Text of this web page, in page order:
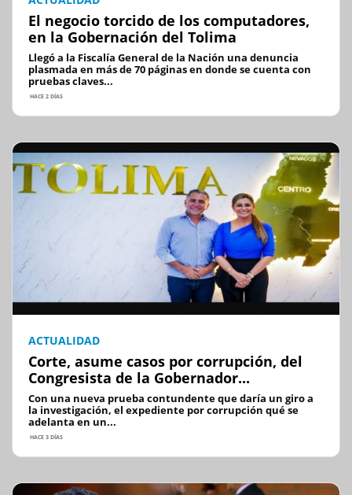
El negocio torcido de los computadores,
en la Gobernación del Tolima
Llegó a la Fiscalía General de la Nación una denuncia
plasmada en más de 70 páginas en donde se cuenta con
pruebas claves...
HACE 2 DÍAS
ACTUALIDAD
Corte, asume casos por corrupción, del
Congresista de la Gobernador...
Con una nueva prueba contundente que daría un giro a
la investigación, el expediente por corrupción qué se
adelanta en un...
HACE 3 DÍAS